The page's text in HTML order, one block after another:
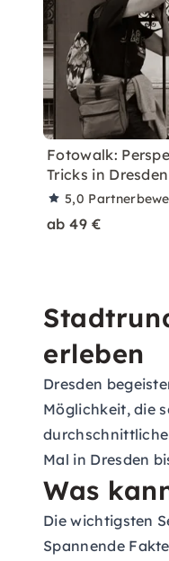
Fotowalk:
Tricks in Dresden
5,0
ab 49 €
erleben
Dresden
Möglichkeit, die
Mal in Dresden
Was
Die wichtigsten
Spannende